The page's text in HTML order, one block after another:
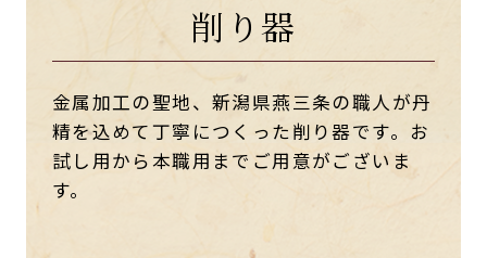
削り器
金属加工の聖地、新潟県燕三条の職人が丹
精を込めて丁寧につくった削り器です。お
試し用から本職用までご用意がございま
す。